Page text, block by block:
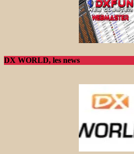
DX WORLD, les news